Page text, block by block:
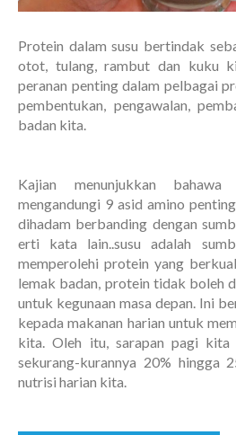
Protein dalam susu bertindak
otot, tulang, rambut dan kuku
peranan penting dalam pelbagai
pembentukan, pengawalan,
badan kita.
Kajian menunjukkan
mengandungi 9 asid amino
dihadam berbanding dengan
erti kata lain..susu adalah
memperolehi protein yang
lemak badan, protein tidak boleh
untuk kegunaan masa depan. Ini
kepada makanan harian untuk
kita. Oleh itu, sarapan pagi kita
sekurang-kurannya 20% hingga
nutrisi harian kita.